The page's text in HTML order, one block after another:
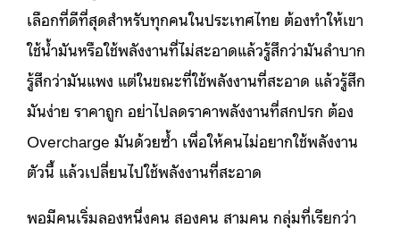
เลือกที่ดีที่สุดสำหรับทุกคนในประเทศไทย ต้องทำให้เขา
ใช้น้ำมันหรือใช้พลังงานที่ไม่สะอาดแล้วรู้สึกว่ามันลำบาก
รู้สึกว่ามันแพง แต่ในขณะที่ใช้พลังงานที่สะอาด แล้วรู้สึก
มันง่าย ราคาถูก อย่าไปลดราคาพลังงานที่สกปรก ต้อง
Overcharge มันด้วยซ้ำ เพื่อให้คนไม่อยากใช้พลังงาน
ตัวนี้ แล้วเปลี่ยนไปใช้พลังงานที่สะอาด
พอมีคนเริ่มลองหนึ่งคน สองคน สามคน กลุ่มที่เรียกว่า